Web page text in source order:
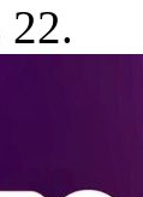
22.